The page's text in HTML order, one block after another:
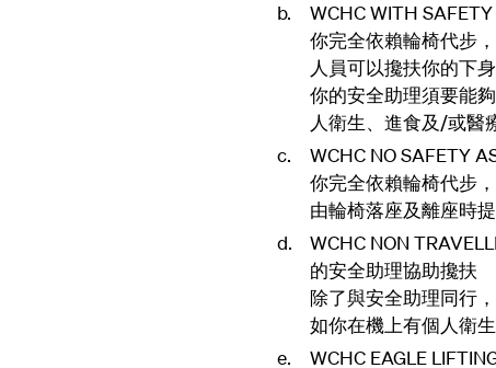
WCHC WITH
你完全依賴輪椅代步
人員可以攙扶你的下身
你的安全助理須要能
人衛生、進食及/或醫
WCHC NO SAFETY
你完全依賴輪椅代步
由輪椅落座及離座時
WCHC NON
的安全助理協助攙扶
除了與安全助理同行
如你在機上有個人衛
WCHC EAGLE